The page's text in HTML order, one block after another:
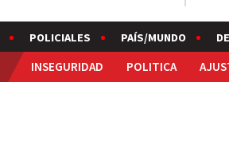
POLICIALES PAÍS/MUNDO
INSEGURIDAD POLITICA